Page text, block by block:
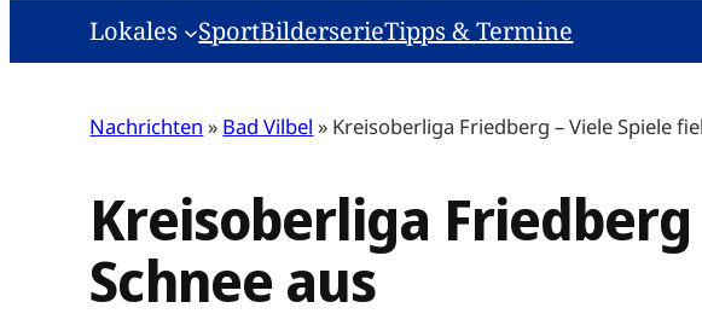
Lokales SportBilderserieTipps & Termine
Nachrichten » Bad Vilbel » Kreisoberliga Friedberg – Viele Spiele
Kreisoberliga
Schnee aus